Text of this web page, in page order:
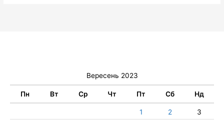
Вересень 2023
Пн Вт Ср Чт Пт Сб Нд
1 2
3